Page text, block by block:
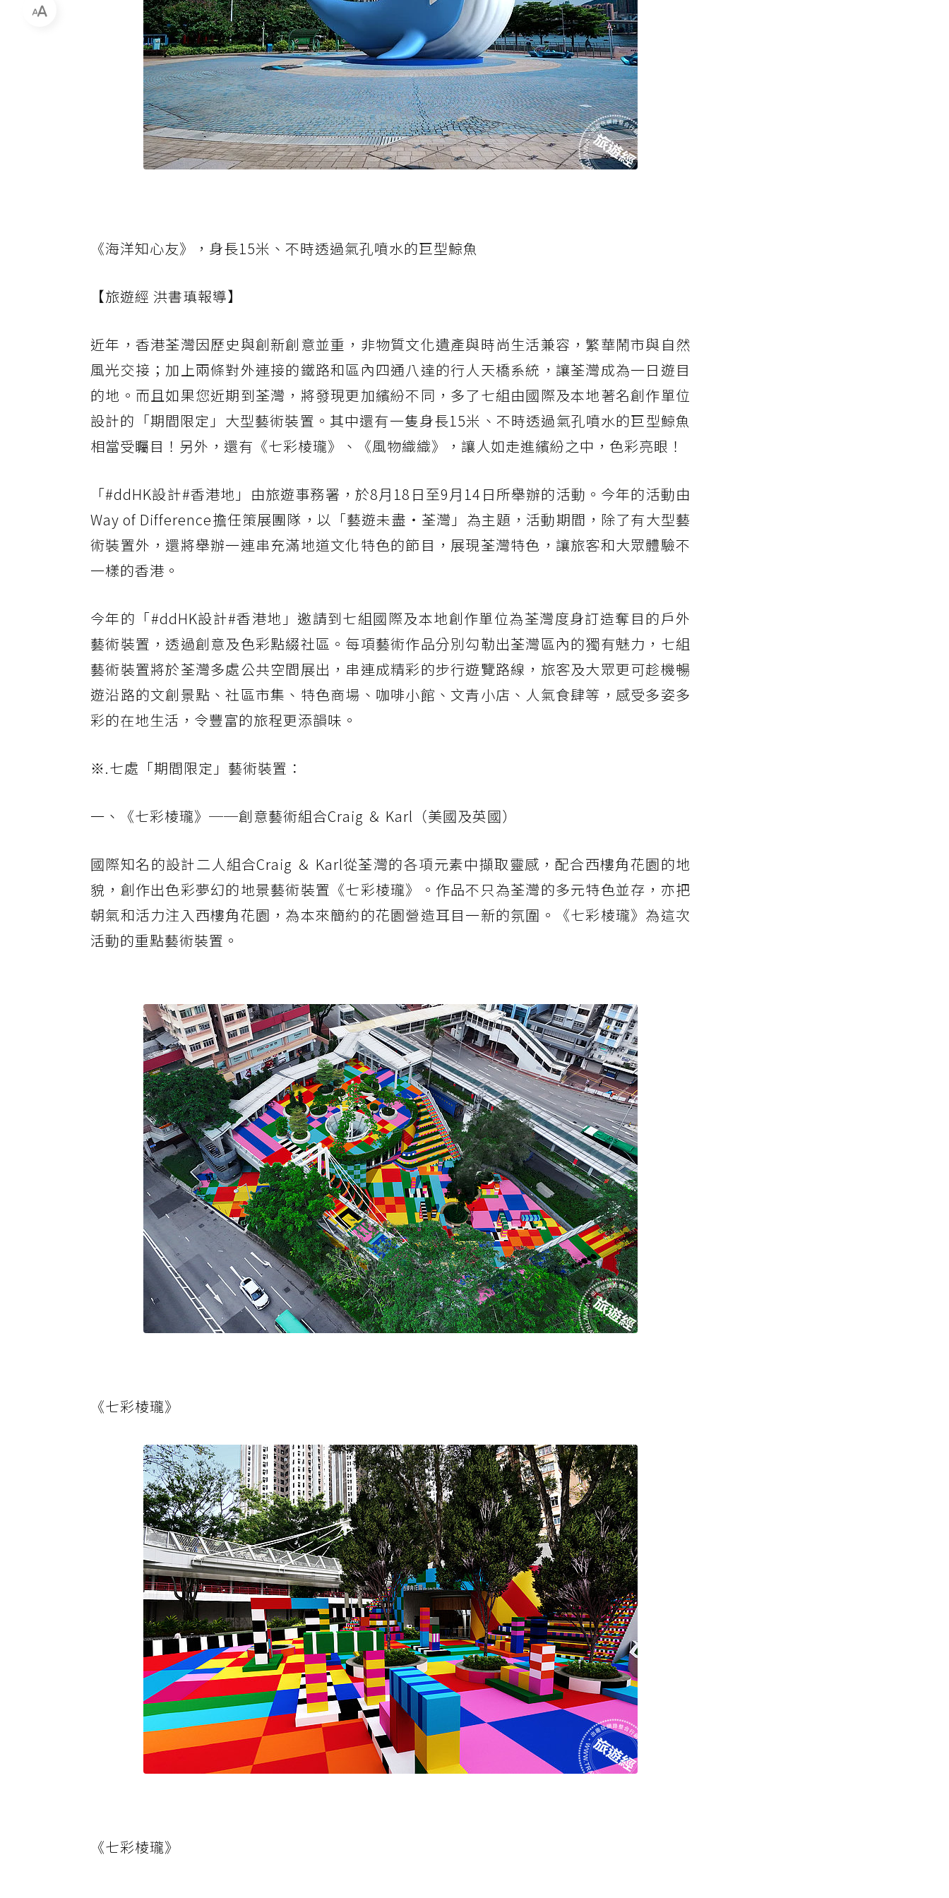
《海洋知心友》，身長15米、不時透過氣孔噴水的巨型鯨魚
【旅遊經 洪書瑱報導】
近年，香港荃灣因歷史與創新創意並重，非物質文化遺產與時尚生活兼容，繁華鬧市與自然
風光交接；加上兩條對外連接的鐵路和區內四通八達的行人天橋系統，讓荃灣成為一日遊目
的地。而且如果您近期到荃灣，將發現更加繽紛不同，多了七組由國際及本地著名創作單位
設計的「期間限定」大型藝術裝置。其中還有一隻身長15米、不時透過氣孔噴水的巨型鯨魚
相當受矚目！另外，還有《七彩棱瓏》、《風物織織》，讓人如走進繽紛之中，色彩亮眼！
「#ddHK設計#香港地」由旅遊事務署，於8月18日至9月14日所舉辦的活動。今年的活動由
Way of Difference擔任策展團隊，以「藝遊未盡・荃灣」為主題，活動期間，除了有大型藝
術裝置外，還將舉辦一連串充滿地道文化特色的節目，展現荃灣特色，讓旅客和大眾體驗不
一樣的香港。
今年的「#ddHK設計#香港地」邀請到七組國際及本地創作單位為荃灣度身訂造奪目的戶外
藝術裝置，透過創意及色彩點綴社區。每項藝術作品分別勾勒出荃灣區內的獨有魅力，七組
藝術裝置將於荃灣多處公共空間展出，串連成精彩的步行遊覽路線，旅客及大眾更可趁機暢
遊沿路的文創景點、社區市集、特色商場、咖啡小館、文青小店、人氣食肆等，感受多姿多
彩的在地生活，令豐富的旅程更添韻味。
※.七處「期間限定」藝術裝置：
一、《七彩棱瓏》──創意藝術組合Craig ＆ Karl（美國及英國）
國際知名的設計二人組合Craig ＆ Karl從荃灣的各項元素中擷取靈感，配合西樓角花園的地
貌，創作出色彩夢幻的地景藝術裝置《七彩棱瓏》。作品不只為荃灣的多元特色並存，亦把
朝氣和活力注入西樓角花園，為本來簡約的花園營造耳目一新的氛圍。《七彩棱瓏》為這次
活動的重點藝術裝置。
《七彩棱瓏》
《七彩棱瓏》